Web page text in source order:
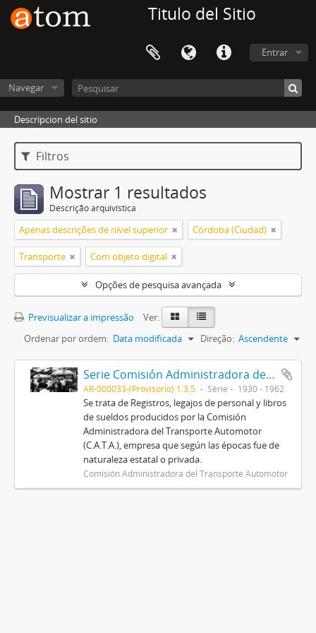
Titulo del Sitio
Entrar
Navegar
Descripcion del sitio
Filtros
Mostrar 1 resultados
Descrição arquivística
Apenas descrições de nível superior Córdoba (Ciudad)
Transporte Com objeto digital
Opções de pesquisa avançada
Previsualizar a impressão
Ver:
Ordenar por ordem: Data modificada Direção: Ascendente
Serie Comisión Administradora del Transporte Automotor (C.A.T.A.)
AR-000033-(Provisorio) 1.3.5. Série 1930 - 1962
Se trata de Registros, legajos de personal y libros
de sueldos producidos por la Comisión
Administradora del Transporte Automotor
(C.A.T.A.), empresa que según las épocas fue de
naturaleza estatal o privada.
Comisión Administradora del Transporte Automotor